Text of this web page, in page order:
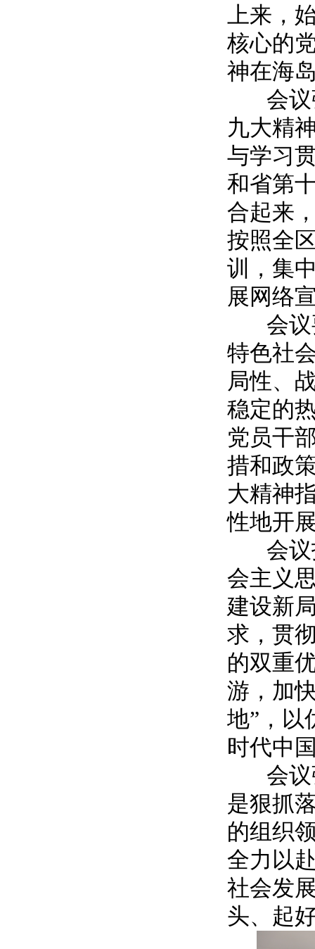
上来，
核心的
神在海
会议
九大精
与学习
和省第
合起来
按照全
训，集
展网络
会议
特色社
局性、
稳定的
党员干
措和政
大精神
性地开
会议
会主义
建设新
求，贯
的双重
游，加
地”，以
时代中
会议
是狠抓
的组织
全力以
社会发
头、起